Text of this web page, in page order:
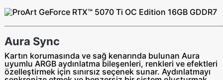
Aura Sync
Kartın korumasında ve sağ kenarında bulunan Aura
uyumlu ARGB aydınlatma bileşenleri, renkleri ve efektleri
özelleştirmek için sınırsız seçenek sunar. Aydınlatmayı